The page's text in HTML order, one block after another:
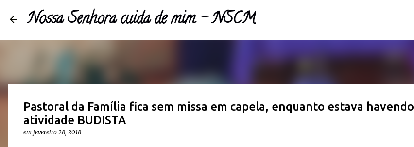
Nossa Senhora cuida de mim - NSCM
Pastoral da Família fica sem missa em capela, enquanto estava havendo
atividade BUDISTA
em fevereiro 28, 2018